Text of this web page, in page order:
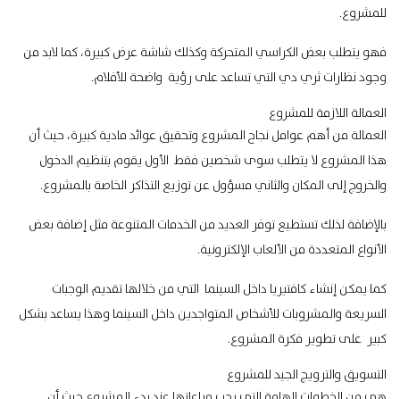
للمشروع.
فهو يتطلب بعض الكراسي المتحركة وكذلك شاشة عرض كبيرة، كما لابد من
وجود نظارات ثري دي التي تساعد على رؤية واضحة للأفلام.
العمالة اللازمة للمشروع
العمالة من أهم عوامل نجاح المشروع وتحقيق عوائد مادية كبيرة، حيث أن
هذا المشروع لا يتطلب سوى شخصين فقط الأول يقوم بتنظيم الدخول
والخروج إلى المكان والثاني مسؤول عن توزيع التذاكر الخاصة بالمشروع.
بالإضافة لذلك تستطيع توفر العديد من الخدمات المتنوعة مثل إضافة بعض
الأنواع المتعددة من الألعاب الإلكترونية.
كما يمكن إنشاء كافتيريا داخل السينما التي من خلالها تقديم الوجبات
السريعة والمشروبات للأشخاص المتواجدين داخل السينما وهذا يساعد بشكل
كبير على تطوير فكرة المشروع.
التسويق والترويج الجيد للمشروع